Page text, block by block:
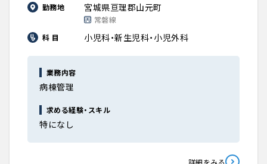
勤務地 宮城県亘理郡山元町
常磐線
科 目
小児科・新生児科・小児外科
業務内容
病棟管理
求める経験・スキル
特になし
詳細をみる